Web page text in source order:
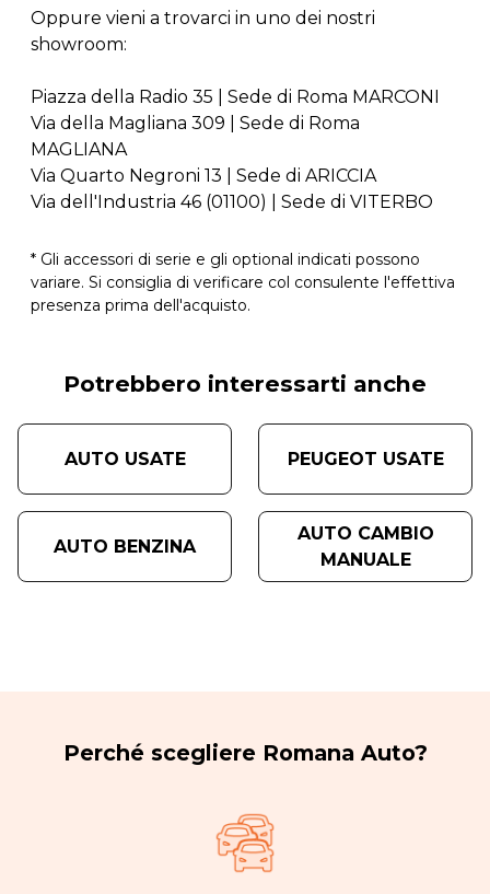
Oppure vieni a trovarci in uno dei nostri
showroom:
Piazza della Radio 35 | Sede di Roma MARCONI
Via della Magliana 309 | Sede di Roma
MAGLIANA
Via Quarto Negroni 13 | Sede di ARICCIA
Via dell'Industria 46 (01100) | Sede di VITERBO
* Gli accessori di serie e gli optional indicati possono
variare. Si consiglia di verificare col consulente l'effettiva
presenza prima dell'acquisto.
Potrebbero interessarti anche
AUTO USATE PEUGEOT USATE
AUTO BENZINA
AUTO CAMBIO
MANUALE
Perché scegliere Romana Auto?